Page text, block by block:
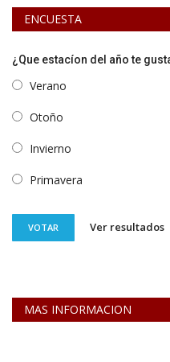
ENCUESTA
¿Que estacíon del año te
Verano
Otoño
Invierno
Primavera
VOTAR Ver resultados
MAS INFORMACION